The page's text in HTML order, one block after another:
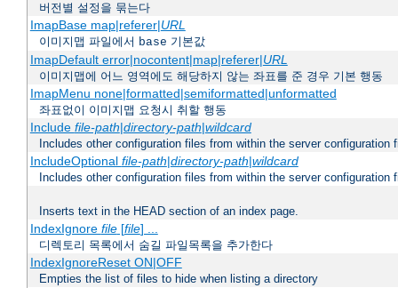
버전별 설정을 묶는다
ImapBase map|referer|URL
이미지맵 파일에서 base 기본값
ImapDefault error|nocontent|map|referer|URL
이미지맵에 어느 영역에도 해당하지 않는 좌표를 준 경우 기본 행동
ImapMenu none|formatted|semiformatted|unformatted
좌표없이 이미지맵 요청시 취할 행동
Include file-path|directory-path|wildcard
Includes other configuration files from within the server configuration
IncludeOptional file-path|directory-path|wildcard
Includes other configuration files from within the server configuration
Inserts text in the HEAD section of an index page.
IndexIgnore file[file] ...
디렉토리 목록에서 숨길 파일목록을 추가한다
IndexIgnoreReset ON|OFF
Empties the list of files to hide when listing a directory